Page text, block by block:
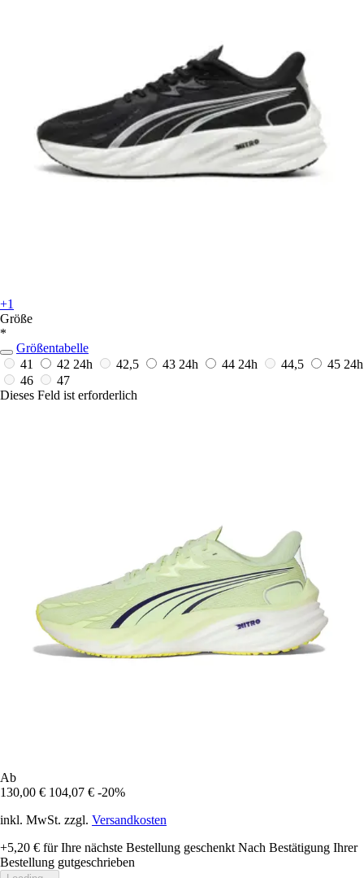
+1
Größe
*
Größentabelle
41
42 24h 42,5 43 24h 44 24h 44,5 45 24h
46
47
Dieses Feld ist erforderlich
Ab
130,00 € 104,07 € -20%
inkl. MwSt. zzgl. Versandkosten
+5,20 € für Ihre nächste Bestellung geschenkt Nach Bestätigung Ihrer
Bestellung gutgeschrieben